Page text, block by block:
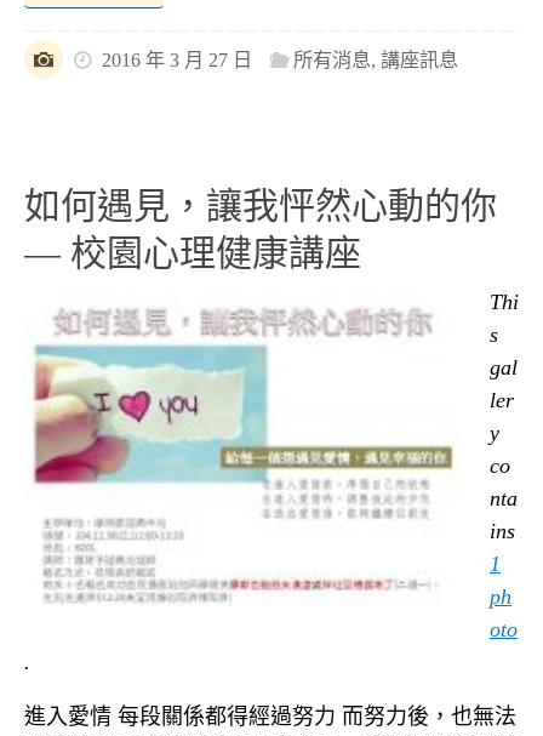
2016 年 3 月 27 日 所有消息,講座訊息
如何遇見，讓我怦然心動的你
— 校園心理健康講座
Thi
s
gal
ler
y
co
nta
ins
1
ph
oto
.
進入愛情 每段關係都得經過努力 而努力後，也無法